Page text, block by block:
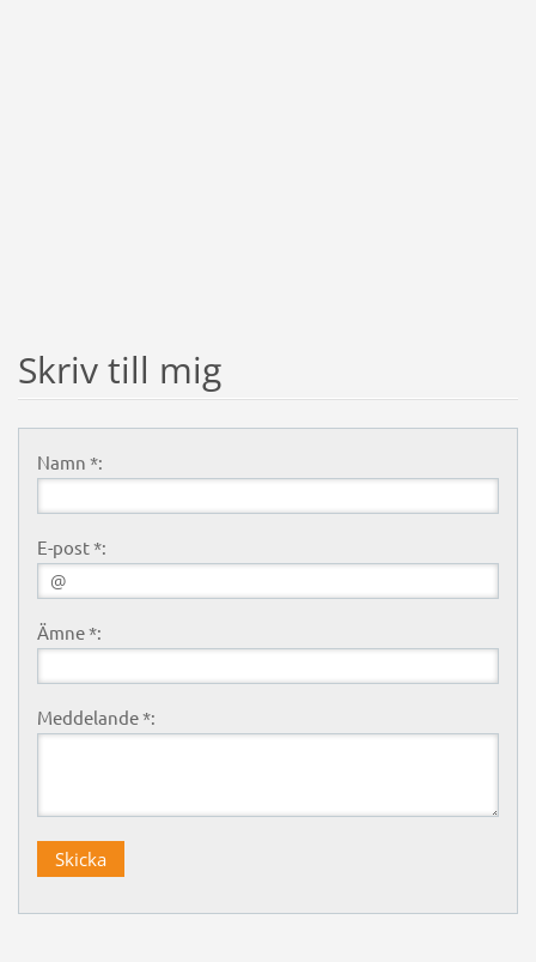
Skriv till mig
Namn *:
E-post *:
Ämne *:
Meddelande *: